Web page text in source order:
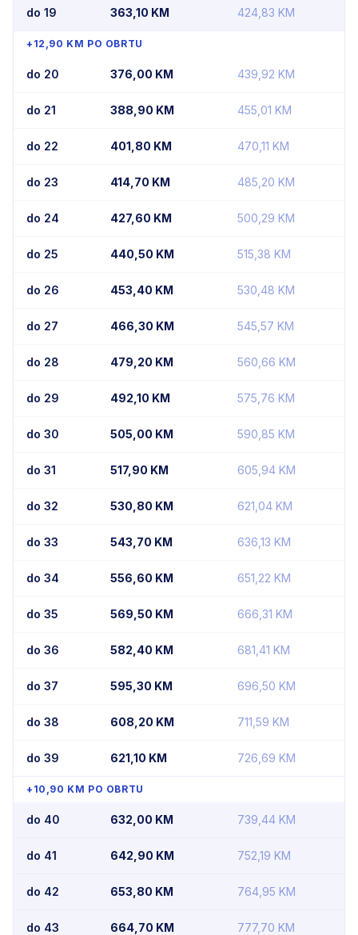
do 19 363,10 KM 424,83 KM
+12,90 KM PO OBRTU
do 20 376,00 KM 439,92 KM
do 21 388,90 KM 455,01 KM
do 22 401,80 KM 470,11 KM
do 23 414,70 KM 485,20 KM
do 24 427,60 KM 500,29 KM
do 25 440,50 KM 515,38 KM
do 26 453,40 KM 530,48 KM
do 27 466,30 KM 545,57 KM
do 28 479,20 KM 560,66 KM
do 29 492,10 KM 575,76 KM
do 30 505,00 KM 590,85 KM
do 31 517,90 KM 605,94 KM
do 32 530,80 KM 621,04 KM
do 33 543,70 KM 636,13 KM
do 34 556,60 KM 651,22 KM
do 35 569,50 KM 666,31 KM
do 36 582,40 KM 681,41 KM
do 37 595,30 KM 696,50 KM
do 38 608,20 KM 711,59 KM
do 39 621,10 KM 726,69 KM
+10,90 KM PO OBRTU
do 40 632,00 KM 739,44 KM
do 41 642,90 KM 752,19 KM
do 42 653,80 KM 764,95 KM
do 43 664,70 KM 777,70 KM